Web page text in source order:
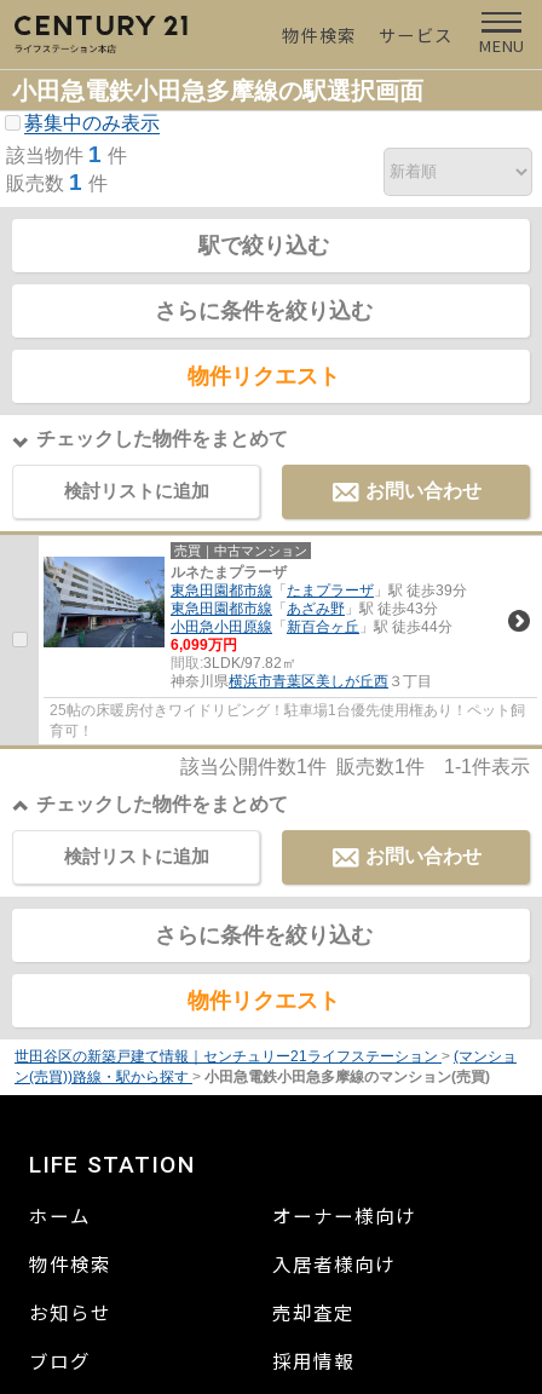
物件検索 サービス MENU
小田急電鉄小田急多摩線の駅選択画面
募集中のみ表示
該当物件 1 件
販売数 1 件
駅で絞り込む
さらに条件を絞り込む
物件リクエスト
チェックした物件をまとめて
検討リストに追加 お問い合わせ
売買｜中古マンション
ルネたまプラーザ
東急田園都市線 「 たまプラーザ 」駅 徒歩39分
東急田園都市線 「 あざみ野 」駅 徒歩43分
小田急小田原線 「 新百合ヶ丘 」駅 徒歩44分
6,099万円
間取:3LDK/97.82㎡
神奈川県横浜市青葉区美しが丘西 ３丁目
25帖の床暖房付きワイドリビング！駐車場1台優先使用権あり！ペット飼
育可！
該当公開件数1件 販売数1件 1-1件表示
チェックした物件をまとめて
お問い合わせ
検討リストに追加
さらに条件を絞り込む
物件リクエスト
世田谷区の新築戸建て情報｜センチュリー21ライフステーション > (マンショ
ン(売買))路線・駅から探す > 小田急電鉄小田急多摩線のマンション(売買)
LIFE STATION
ホーム
物件検索
お知らせ
ブログ
オーナー様向け
入居者様向け
売却査定
採用情報